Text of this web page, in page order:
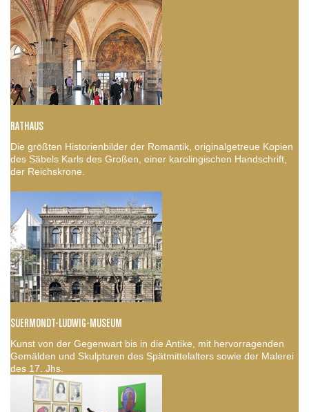
RATHAUS
Die größten Historienbilder der Romantik, originalgetreue Kopien
des Säbels Karls des Großen, einer karolingischen Handschrift,
der Reichskrone.
SUERMONDT-LUDWIG-MUSEUM
Kunst von der Gegenwart bis in die Antike, mit hervorragenden
Gemälden und Skulpturen des Spätmittelalters sowie der Malerei
des 17. Jhs.